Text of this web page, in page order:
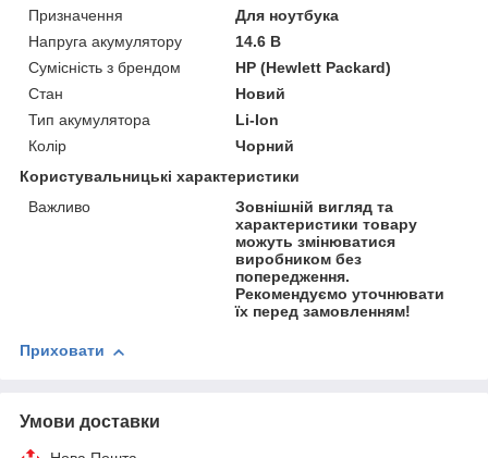
Призначення
Для ноутбука
Напруга акумулятору
14.6 В
Сумісність з брендом
HP (Hewlett Packard)
Стан
Новий
Тип акумулятора
Li-Ion
Колір
Чорний
Користувальницькі характеристики
Важливо
Зовнішній вигляд та
характеристики товару
можуть змінюватися
виробником без
попередження.
Рекомендуємо уточнювати
їх перед замовленням!
Приховати
Умови доставки